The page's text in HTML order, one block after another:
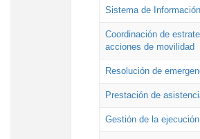
Sistema de
Coordinación de
acciones de movilidad
Resolución de
Prestación de
Gestión de la